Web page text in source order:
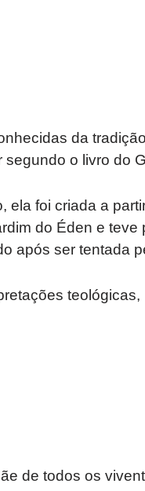
da
o livro do
ela foi criada a
do Éden e
após ser tentada
teológicas,
de todos os